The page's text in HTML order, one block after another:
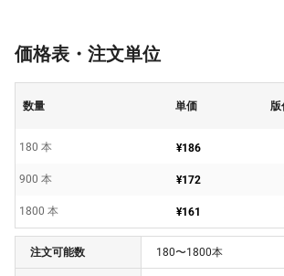
価格表・注文単位
数量 単価 版
180 本 ¥186
900 本 ¥172
1800 本 ¥161
注文可能数 180〜1800本